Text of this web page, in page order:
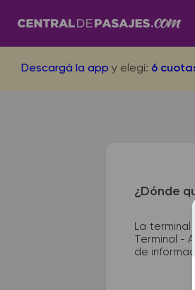
Descargá la app y elegí: 6
¿Dónde
La
Terminal -
de